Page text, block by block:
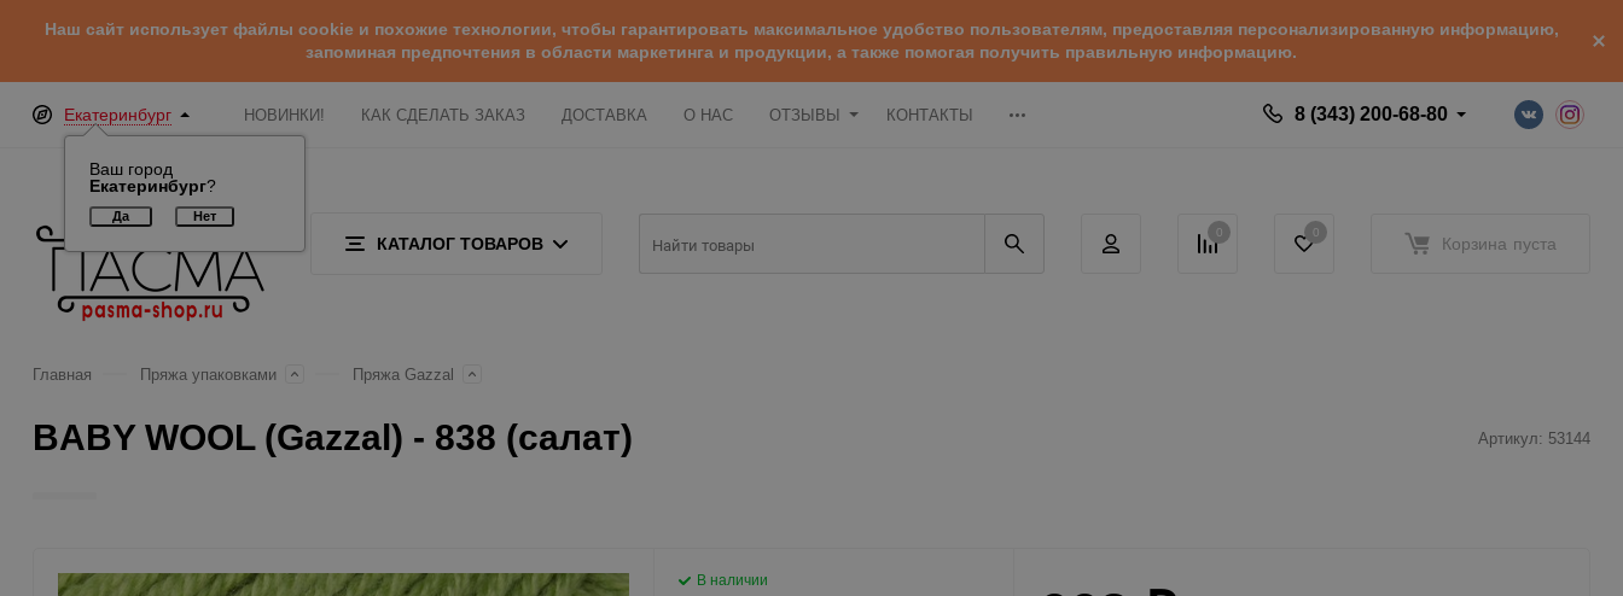
Наш сайт использует файлы cookie и похожие технологии, чтобы гарантировать максимальное удобство пользователям, предоставляя персонализированную информацию,
запоминая предпочтения в области маркетинга и продукции, а также помогая получить правильную информацию.
Екатеринбург
Ваш город
Екатеринбург?
НОВИНКИ! КАК СДЕЛАТЬ ЗАКАЗ ДОСТАВКА О НАС ОТЗЫВЫ КОНТАКТЫ 8 (343) 200-68-80
КАТАЛОГ ТОВАРОВ
0 0
Корзина пуста
Главная Пряжа упаковками Пряжа Gazzal
BABY WOOL (Gazzal) - 838 (салат) Артикул: 53144
В наличии